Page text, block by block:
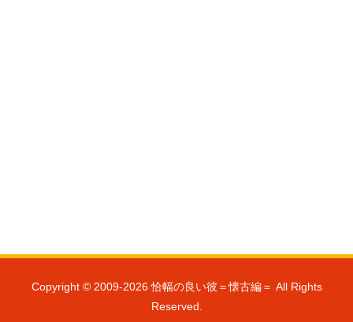
Copyright © 2009-2026 恰幅の良い彼＝懐古編＝ All Rights
Reserved.